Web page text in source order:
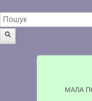
Пошукова форма
МАЛА